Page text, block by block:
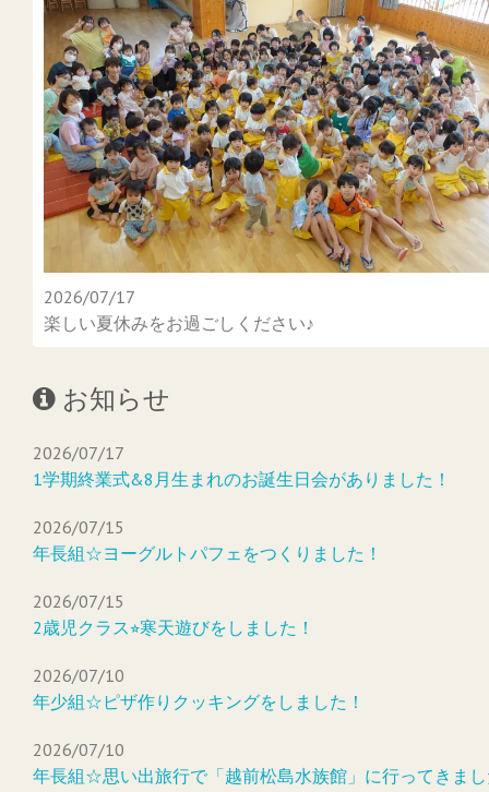
2026/07/17
楽しい夏休みをお過ごしください♪
お知らせ
2026/07/17
1学期終業式&8月生まれのお誕生日会がありました！
2026/07/15
年長組☆ヨーグルトパフェをつくりました！
2026/07/15
2歳児クラス⭐︎寒天遊びをしました！
2026/07/10
年少組☆ピザ作りクッキングをしました！
2026/07/10
年長組☆思い出旅行で「越前松島水族館」に行ってきま